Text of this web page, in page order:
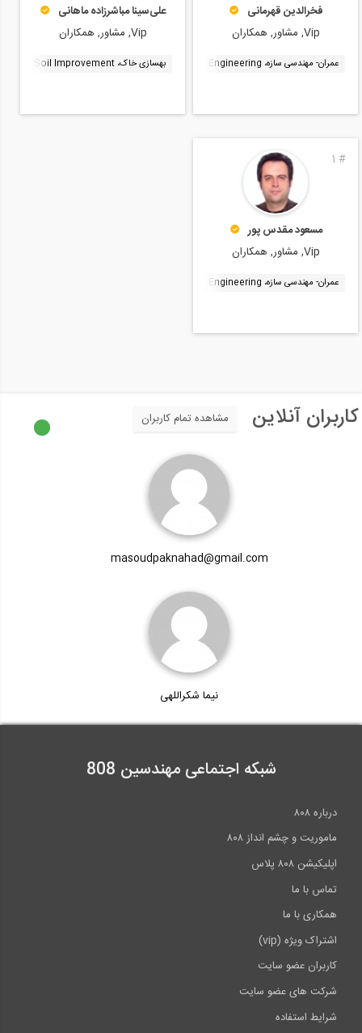
فخرالدین قهرمانی
Vip, مشاور, همکاران
عمران- مهندسی سازه، Structural Engineering نظارت متره و برآورد پروژه، Project Cost Estimating
علی‌سینا مباشرزاده ماهانی
Vip, مشاور, همکاران
بهسازی خاک، Soil Improvement
#
1
مسعود مقدس پور
Vip, مشاور, همکاران
عمران- مهندسی سازه، Structural Engineering
کاربران آنلاین مشاهده تمام کاربران
masoudpaknahad@gmail.com
نیما شکراللهی
شبکه اجتماعی مهندسین 808
درباره ۸۰۸
ماموریت و چشم انداز ۸۰۸
اپلیکیشن ۸۰۸ پلاس
تماس با ما
همکاری با ما
اشتراک ویژه (vip)
کاربران عضو سایت
شرکت های عضو سایت
شرایط استفاده